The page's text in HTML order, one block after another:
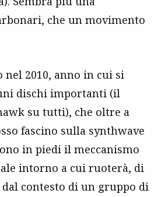
che un movimento
nel 2010, anno in cui si
dischi importanti (il
su tutti), che oltre a
fascino sulla synthwave
in piedi il meccanismo
intorno a cui ruoterà, di
contesto di un gruppo di